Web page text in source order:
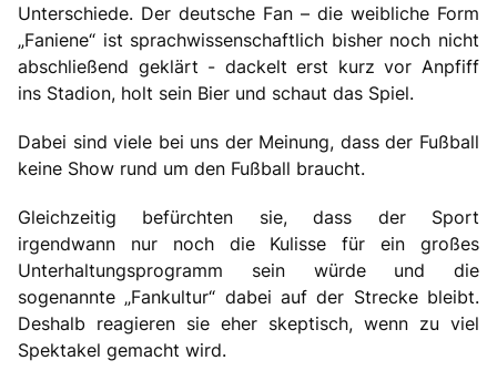
Unterschiede. Der deutsche Fan – die weibliche Form
„Faniene“ ist sprachwissenschaftlich bisher noch nicht
abschließend geklärt - dackelt erst kurz vor Anpfiff
ins Stadion, holt sein Bier und schaut das Spiel.
Dabei sind viele bei uns der Meinung, dass der Fußball
keine Show rund um den Fußball braucht.
Gleichzeitig befürchten sie, dass der Sport
irgendwann nur noch die Kulisse für ein großes
Unterhaltungsprogramm sein würde und die
sogenannte „Fankultur“ dabei auf der Strecke bleibt.
Deshalb reagieren sie eher skeptisch, wenn zu viel
Spektakel gemacht wird.